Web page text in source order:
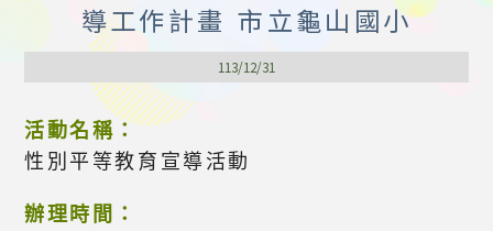
導工作計畫 市立龜山國小
113/12/31
活動名稱：
性別平等教育宣導活動
辦理時間：